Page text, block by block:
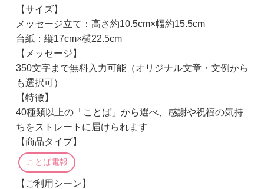
【サイズ】
メッセージ立て：高さ約10.5cm×幅約15.5cm
台紙：縦17cm×横22.5cm
【メッセージ】
350文字まで無料入力可能（オリジナル文章・文例から
も選択可）
【特徴】
40種類以上の「ことば」から選べ、感謝や祝福の気持
ちをストレートに届けられます
【商品タイプ】
ことば電報
【ご利用シーン】